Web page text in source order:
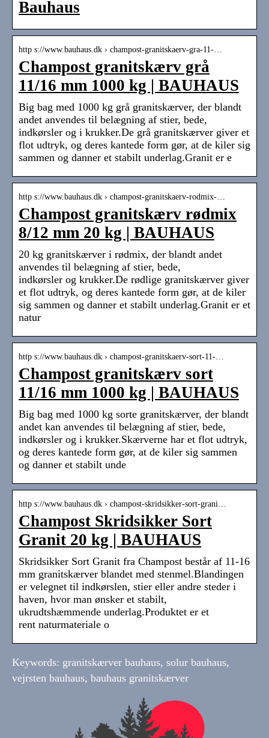
Bauhaus
http s://www.bauhaus.dk › champost-granitskaerv-gra-11-…
Champost granitskærv grå
11/16 mm 1000 kg | BAUHAUS
Big bag med 1000 kg grå granitskærver, der blandt
andet anvendes til belægning af stier, bede,
indkørsler og i krukker.De grå granitskærver giver et
flot udtryk, og deres kantede form gør, at de kiler sig
sammen og danner et stabilt underlag.Granit er e
http s://www.bauhaus.dk › champost-granitskaerv-rodmix-…
Champost granitskærv rødmix
8/12 mm 20 kg | BAUHAUS
20 kg granitskærver i rødmix, der blandt andet
anvendes til belægning af stier, bede,
indkørsler og krukker.De rødlige granitskærver giver
et flot udtryk, og deres kantede form gør, at de kiler
sig sammen og danner et stabilt underlag.Granit er et
natur
http s://www.bauhaus.dk › champost-granitskaerv-sort-11-…
Champost granitskærv sort
11/16 mm 1000 kg | BAUHAUS
Big bag med 1000 kg sorte granitskærver, der blandt
andet kan anvendes til belægning af stier, bede,
indkørsler og i krukker.Skærverne har et flot udtryk,
og deres kantede form gør, at de kiler sig sammen
og danner et stabilt unde
http s://www.bauhaus.dk › champost-skridsikker-sort-grani…
Champost Skridsikker Sort
Granit 20 kg | BAUHAUS
Skridsikker Sort Granit fra Champost består af 11-16
mm granitskærver blandet med stenmel.Blandingen
er velegnet til indkørslen, stier eller andre steder i
haven, hvor man ønsker et stabilt,
ukrudtshæmmende underlag.Produktet er et
rent naturmateriale o
Keywords: granitskærver bauhaus, solur bauhaus,
vejrsten bauhaus, bauhaus granitskærver